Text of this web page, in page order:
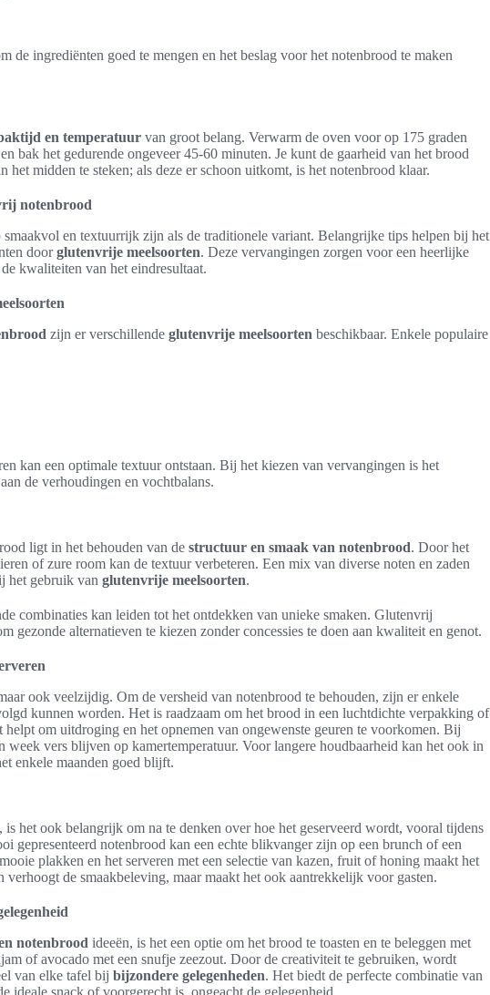
de ingrediënten goed te mengen en het beslag voor het notenbrood te maken
en temperatuur van groot belang. Verwarm de oven voor op 175 graden
bak het gedurende ongeveer 45-60 minuten. Je kunt de gaarheid van het brood
het midden te steken; als deze er schoon uitkomt, is het notenbrood klaar.
notenbrood
smaakvol en textuurrijk zijn als de traditionele variant. Belangrijke tips helpen bij het
doorglutenvrije meelsoorten. Deze vervangingen zorgen voor een heerlijke
kwaliteiten van het eindresultaat.
zijn er verschillende glutenvrije meelsoorten beschikbaar. Enkele populaire
kan een optimale textuur ontstaan. Bij het kiezen van vervangingen is het
de verhoudingen en vochtbalans.
ligt in het behouden van de structuur en smaak van notenbrood. Door het
of zure room kan de textuur verbeteren. Een mix van diverse noten en zaden
het gebruik van glutenvrije meelsoorten.
combinaties kan leiden tot het ontdekken van unieke smaken. Glutenvrij
gezonde alternatieven te kiezen zonder concessies te doen aan kwaliteit en genot.
ook veelzijdig. Om de versheid van notenbrood te behouden, zijn er enkele
kunnen worden. Het is raadzaam om het brood in een luchtdichte verpakking of
om uitdroging en het opnemen van ongewenste geuren te voorkomen. Bij
week vers blijven op kamertemperatuur. Voor langere houdbaarheid kan het ook in
enkele maanden goed blijft.
is het ook belangrijk om na te denken over hoe het geserveerd wordt, vooral tijdens
gepresenteerd notenbrood kan een echte blikvanger zijn op een brunch of een
plakken en het serveren met een selectie van kazen, fruit of honing maakt het
verhoogt de smaakbeleving, maar maakt het ook aantrekkelijk voor gasten.
notenbrood ideeën, is het een optie om het brood te toasten en te beleggen met
of avocado met een snufje zeezout. Door de creativiteit te gebruiken, wordt
van elke tafel bij bijzondere gelegenheden. Het biedt de perfecte combinatie van
ideale snack of voorgerecht is, ongeacht de gelegenheid.